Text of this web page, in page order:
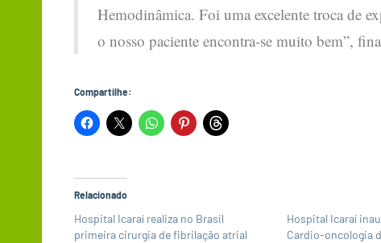
Hemodinâmica. Foi uma excelente troca de
o nosso paciente encontra-se muito bem”,
Compartilhe:
Relacionado
Hospital Icaraí realiza no Brasil
primeira cirurgia de fibrilação atrial
Hospital Icaraí
Cardio-oncologia